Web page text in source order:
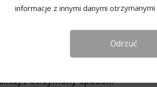
jest i jakie ma znaczenie dla
– co można odliczyć od
– najważniejsze Informacje
gospodarcza a podatki:
otrzymany spadek?
informacje z innymi danymi
Odrzuć